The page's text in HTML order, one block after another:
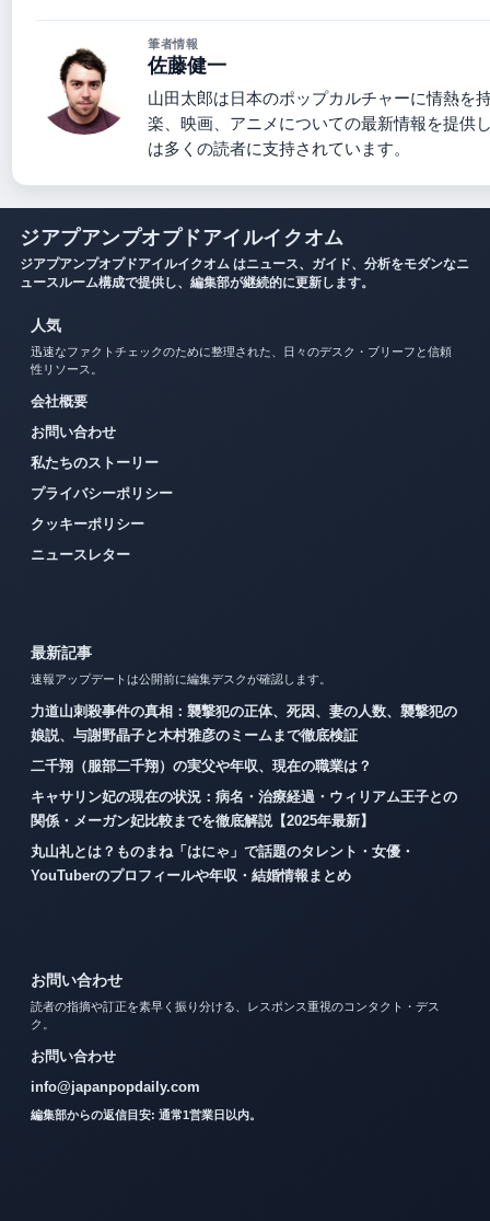
筆者情報
佐藤健一
山田太郎は日本のポップカルチャーに情熱を
楽、映画、アニメについての最新情報を提供
は多くの読者に支持されています。
ジアプアンプオプドアイルイクオム
ジアプアンプオプドアイルイクオム はニュース、ガイド、分析をモダンなニ
ュースルーム構成で提供し、編集部が継続的に更新します。
人気
迅速なファクトチェックのために整理された、日々のデスク・ブリーフと信頼
性リソース。
会社概要
お問い合わせ
私たちのストーリー
プライバシーポリシー
クッキーポリシー
ニュースレター
最新記事
速報アップデートは公開前に編集デスクが確認します。
力道山刺殺事件の真相：襲撃犯の正体、死因、妻の人数、襲撃犯の
娘説、与謝野晶子と木村雅彦のミームまで徹底検証
二千翔（服部二千翔）の実父や年収、現在の職業は？
キャサリン妃の現在の状況：病名・治療経過・ウィリアム王子との
関係・メーガン妃比較までを徹底解説【2025年最新】
丸山礼とは？ものまね「はにゃ」で話題のタレント・女優・
YouTuberのプロフィールや年収・結婚情報まとめ
お問い合わせ
読者の指摘や訂正を素早く振り分ける、レスポンス重視のコンタクト・デス
ク。
お問い合わせ
info@japanpopdaily.com
編集部からの返信目安: 通常1営業日以内。